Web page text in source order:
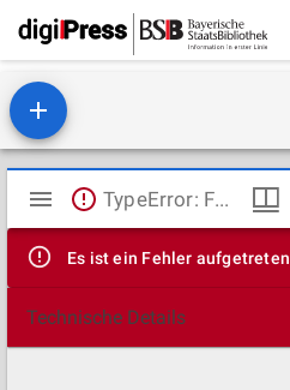
Mirador
Viewer
TypeError: Failed to fetch
Es ist ein Fehler aufgetreten
Technische Details